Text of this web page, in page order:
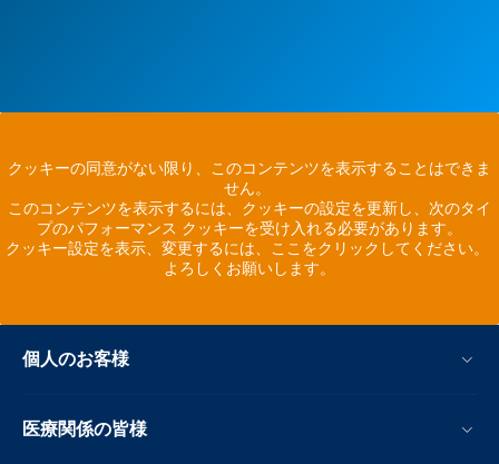
クッキーの同意がない限り、このコンテンツを表示することはできま
せん。
このコンテンツを表示するには、クッキーの設定を更新し、次のタイ
プのパフォーマンス クッキーを受け入れる必要があります。
クッキー設定を表示、変更するには、ここをクリックしてください。
よろしくお願いします。
個人のお客様
医療関係の皆様